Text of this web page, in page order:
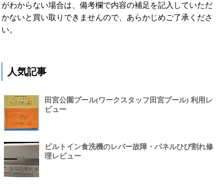
がわからない場合は、備考欄で内容の補足を記入していただ
かないと買い取りできませんので、あらかじめご了承くださ
い。
人気記事
田宮公園プール(ワークスタッフ田宮プール) 利用レ
ビュー
ビルトイン食洗機のレバー故障・パネルひび割れ修
理レビュー